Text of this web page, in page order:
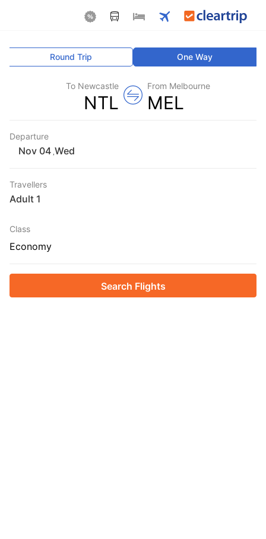
One Way
Round Trip
From Melbourne
MEL
To Newcastle
NTL
Departure
Wed
Travellers
1 Adult
Class
Economy